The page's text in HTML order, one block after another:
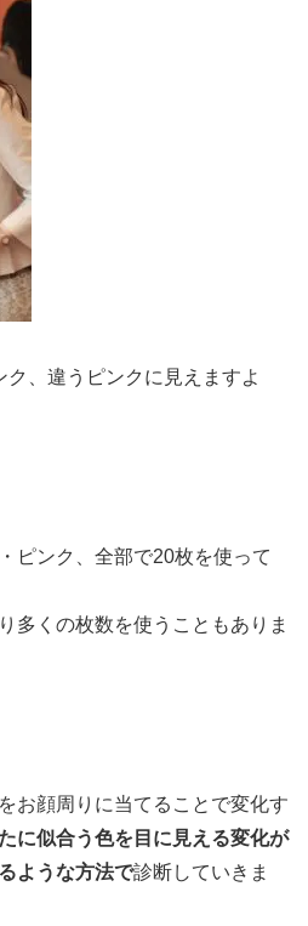
、違うピンクに見えますよ
ピンク、全部で20枚を使って
多くの枚数を使うこともありま
お顔周りに当てることで変化す
に似合う色を目に見える変化が
ような方法で診断していきま